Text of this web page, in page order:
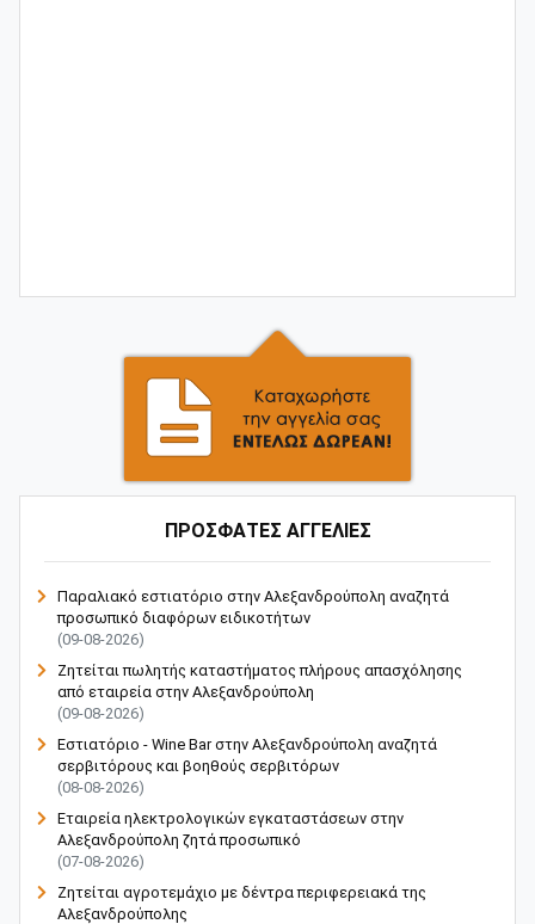
ΠΡΟΣΦΑΤΕΣ ΑΓΓΕΛΙΕΣ
Παραλιακό εστιατόριο στην Αλεξανδρούπολη αναζητά
προσωπικό διαφόρων ειδικοτήτων
(09-08-2026)
Ζητείται πωλητής καταστήματος πλήρους απασχόλησης
από εταιρεία στην Αλεξανδρούπολη
(09-08-2026)
Εστιατόριο - Wine Bar στην Αλεξανδρούπολη αναζητά
σερβιτόρους και βοηθούς σερβιτόρων
(08-08-2026)
Εταιρεία ηλεκτρολογικών εγκαταστάσεων στην
Αλεξανδρούπολη ζητά προσωπικό
(07-08-2026)
Ζητείται αγροτεμάχιο με δέντρα περιφερειακά της
Αλεξανδρούπολης